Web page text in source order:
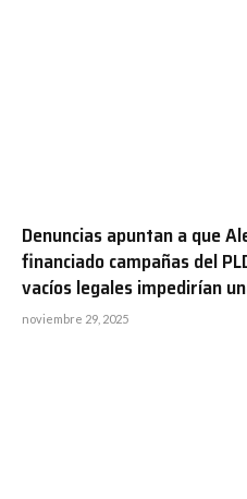
Denuncias apuntan a que
financiado campañas del
vacíos legales impedirían
noviembre 29, 2025